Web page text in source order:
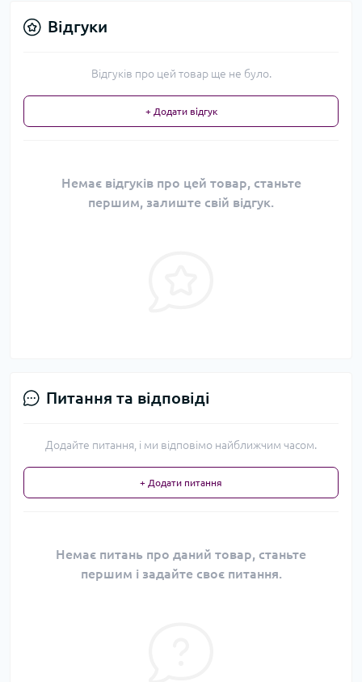
Відгуки
Відгуків про цей товар ще не було.
+ Додати відгук
Немає відгуків про цей товар, станьте
першим, залиште свій відгук.
Питання та відповіді
Додайте питання, і ми відповімо найближчим часом.
+ Додати питання
Немає питань про даний товар, станьте
першим і задайте своє питання.